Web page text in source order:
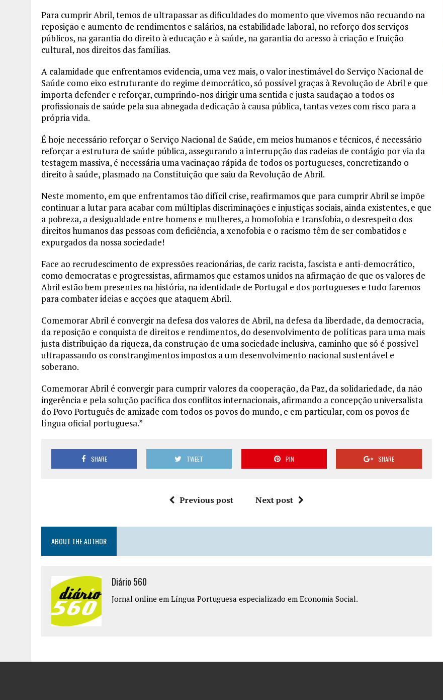
Para cumprir Abril, temos de ultrapassar as dificuldades do momento que vivemos não recuando na
reposição e aumento de rendimentos e salários, na estabilidade laboral, no reforço dos serviços
públicos, na garantia do direito à educação e à saúde, na garantia do acesso à criação e fruição
cultural, nos direitos das famílias.
A calamidade que enfrentamos evidencia, uma vez mais, o valor inestimável do Serviço Nacional de
Saúde como eixo estruturante do regime democrático, só possível graças à Revolução de Abril e que
importa defender e reforçar, cumprindo-nos dirigir uma sentida e justa saudação a todos os
profissionais de saúde pela sua abnegada dedicação à causa pública, tantas vezes com risco para a
própria vida.
É hoje necessário reforçar o Serviço Nacional de Saúde, em meios humanos e técnicos, é necessário
reforçar a estrutura de saúde pública, assegurando a interrupção das cadeias de contágio por via da
testagem massiva, é necessária uma vacinação rápida de todos os portugueses, concretizando o
direito à saúde, plasmado na Constituição que saiu da Revolução de Abril.
Neste momento, em que enfrentamos tão difícil crise, reafirmamos que para cumprir Abril se impõe
continuar a lutar para acabar com múltiplas discriminações e injustiças sociais, ainda existentes, e que
a pobreza, a desigualdade entre homens e mulheres, a homofobia e transfobia, o desrespeito dos
direitos humanos das pessoas com deficiência, a xenofobia e o racismo têm de ser combatidos e
expurgados da nossa sociedade!
Face ao recrudescimento de expressões reacionárias, de cariz racista, fascista e anti-democrático,
como democratas e progressistas, afirmamos que estamos unidos na afirmação de que os valores de
Abril estão bem presentes na história, na identidade de Portugal e dos portugueses e tudo faremos
para combater ideias e acções que ataquem Abril.
Comemorar Abril é convergir na defesa dos valores de Abril, na defesa da liberdade, da democracia,
da reposição e conquista de direitos e rendimentos, do desenvolvimento de políticas para uma mais
justa distribuição da riqueza, da construção de uma sociedade inclusiva, caminho que só é possível
ultrapassando os constrangimentos impostos a um desenvolvimento nacional sustentável e
soberano.
Comemorar Abril é convergir para cumprir valores da cooperação, da Paz, da solidariedade, da não
ingerência e pela solução pacífica dos conflitos internacionais, afirmando a concepção universalista
do Povo Português de amizade com todos os povos do mundo, e em particular, com os povos de
língua oficial portuguesa.”
SHARE TWEET PIN SHARE
Previous post Next post
ABOUT THE AUTHOR
Diário 560
Jornal online em Língua Portuguesa especializado em Economia Social.